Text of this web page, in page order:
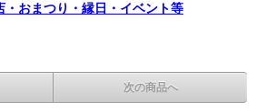
・おまつり・縁日・イベント等
次の商品へ